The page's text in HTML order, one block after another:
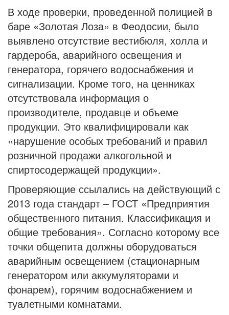
В ходе проверки, проведенной полицией в
баре «Золотая Лоза» в Феодосии, было
выявлено отсутствие вестибюля, холла и
гардероба, аварийного освещения и
генератора, горячего водоснабжения и
сигнализации. Кроме того, на ценниках
отсутствовала информация о
производителе, продавце и объеме
продукции. Это квалифицировали как
«нарушение особых требований и правил
розничной продажи алкогольной и
спиртосодержащей продукции».
Проверяющие ссылались на действующий с
2013 года стандарт – ГОСТ «Предприятия
общественного питания. Классификация и
общие требования». Согласно которому все
точки общепита должны оборудоваться
аварийным освещением (стационарным
генератором или аккумуляторами и
фонарем), горячим водоснабжением и
туалетными комнатами.